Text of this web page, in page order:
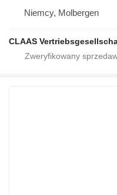
Niemcy, Molbergen